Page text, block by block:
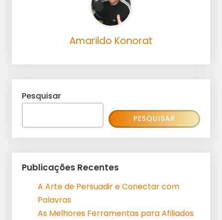
Amarildo Konorat
Pesquisar
PESQUISAR
Publicações Recentes
A Arte de Persuadir e Conectar com
Palavras
As Melhores Ferramentas para Afiliados